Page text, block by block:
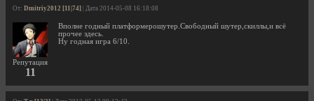
От: Dmitriy2012 [11|74] | Дата 2014-05-08 16:18:08
Репутация
11
Вполне годный платформерошутер.Свободный шутер,скиллы,и всё
прочее здесь.
Ну годная игра 6/10.